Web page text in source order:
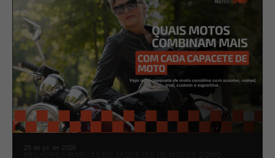
29 de jul. de 2026